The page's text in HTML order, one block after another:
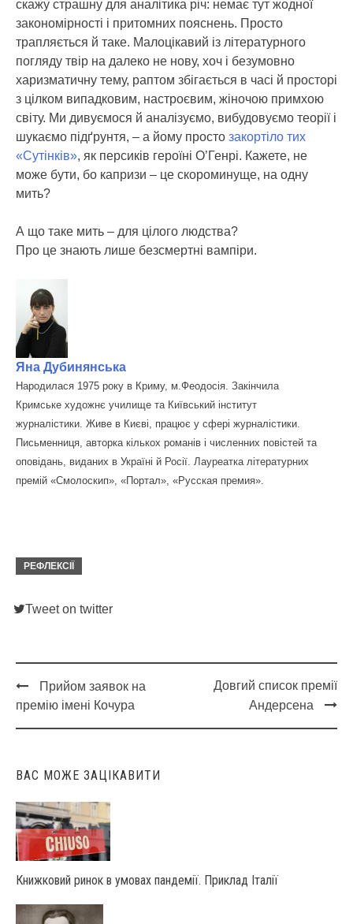
скажу страшну для аналітика річ: немає тут жодної
закономірності і притомних пояснень. Просто
трапляється й таке. Малоцікавий із літературного
погляду твір на далеко не нову, хоч і безумовно
харизматичну тему, раптом збігається в часі й просторі
з цілком випадковим, настроєвим, жіночою примхою
світу. Ми дивуємося й аналізуємо, вибудовуємо теорії і
шукаємо підґрунтя, – а йому просто закортіло тих
«Сутінків», як персиків героїні О’Генрі. Кажете, не
може бути, бо капризи – це скороминуще, на одну
мить?
А що таке мить – для цілого людства?
Про це знають лише безсмертні вампіри.
Яна Дубинянська
Народилася 1975 року в Криму, м.Феодосія. Закінчила
Кримське художнє училище та Київський інститут
журналістики. Живе в Києві, працює у сфері журналістики.
Письменниця, авторка кількох романів і численних повістей та
оповідань, виданих в Україні й Росії. Лауреатка літературних
премій «Смолоскип», «Портал», «Русская премия».
РЕФЛЕКСІЇ
Tweet on twitter
Post
navigation
Прийом заявок на
премію імені Кочура
Довгий список премії
Андерсена
ВАС МОЖЕ ЗАЦІКАВИТИ
Книжковий ринок в умовах пандемії. Приклад Італії